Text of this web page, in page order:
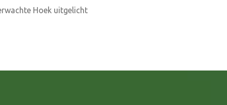
Hoek uitgelicht